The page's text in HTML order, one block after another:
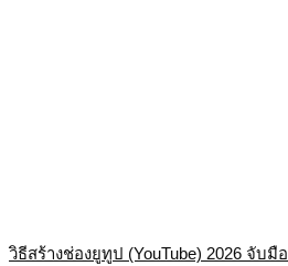
วิธีสร้างช่องยูทูป (YouTube) 2026 จับ